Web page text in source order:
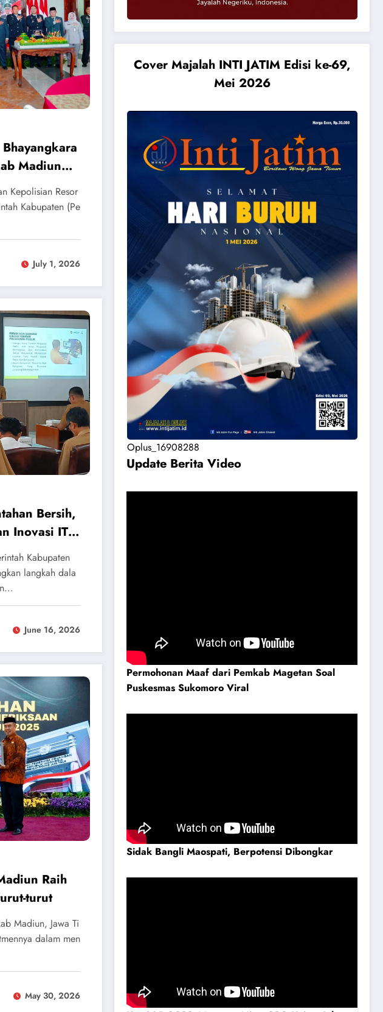
Madiun
Daerah
Kepolisian Resor
Kabupaten (Pe
July 1, 2026
Bersih,
Inovasi IT
Kabupaten
langkah dala
June 16, 2026
Raih
turut
Madiun, Jawa Ti
dalam men
May 30, 2026
Cover Majalah INTI JATIM Edisi ke-69,
Mei 2026
Oplus_16908288
Update Berita Video
Permohonan Maaf dari Pemkab Magetan Soal
Puskesmas Sukomoro Viral
Sidak Bangli Maospati, Berpotensi Dibongkar